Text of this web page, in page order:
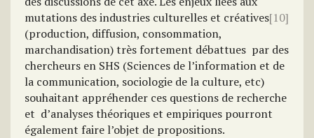
mutations des industries culturelles et créatives[10]
(production, diffusion, consommation,
marchandisation) très fortement débattues par des
chercheurs en SHS (Sciences de l’information et de
la communication, sociologie de la culture, etc)
souhaitant appréhender ces questions de recherche
et d’analyses théoriques et empiriques pourront
également faire l’objet de propositions.